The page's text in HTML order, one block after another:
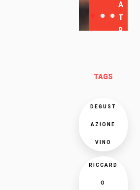
A
T
R
TAGS
DEGUST
AZIONE
VINO
RICCARD
O